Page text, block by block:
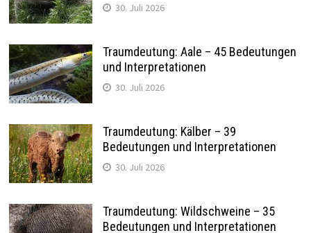
30. Juli 2026
Traumdeutung: Aale – 45 Bedeutungen
und Interpretationen
30. Juli 2026
Traumdeutung: Kälber – 39
Bedeutungen und Interpretationen
30. Juli 2026
Traumdeutung: Wildschweine – 35
Bedeutungen und Interpretationen